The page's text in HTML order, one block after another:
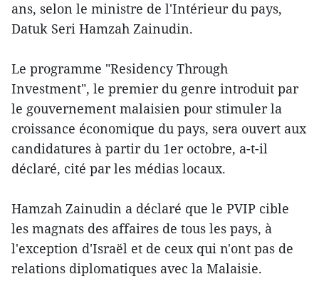
ans, selon le ministre de l'Intérieur du pays,
Datuk Seri Hamzah Zainudin.
Le programme "Residency Through
Investment", le premier du genre introduit par
le gouvernement malaisien pour stimuler la
croissance économique du pays, sera ouvert aux
candidatures à partir du 1er octobre, a-t-il
déclaré, cité par les médias locaux.
Hamzah Zainudin a déclaré que le PVIP cible
les magnats des affaires de tous les pays, à
l'exception d'Israël et de ceux qui n'ont pas de
relations diplomatiques avec la Malaisie.